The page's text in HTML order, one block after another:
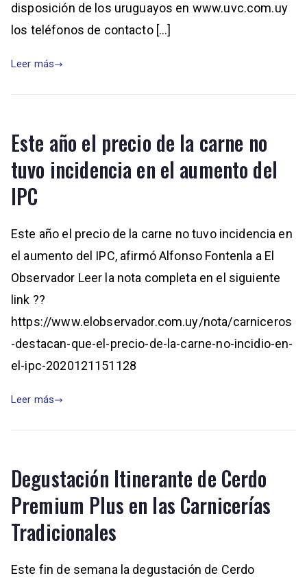
disposición de los uruguayos en www.uvc.com.uy
los teléfonos de contacto […]
Leer más
Este año el precio de la carne no
tuvo incidencia en el aumento del
IPC
Este año el precio de la carne no tuvo incidencia en
el aumento del IPC, afirmó Alfonso Fontenla a El
Observador Leer la nota completa en el siguiente
link ??
https://www.elobservador.com.uy/nota/carniceros
-destacan-que-el-precio-de-la-carne-no-incidio-en-
el-ipc-2020121151128
Leer más
Degustación Itinerante de Cerdo
Premium Plus en las Carnicerías
Tradicionales
Este fin de semana la degustación de Cerdo